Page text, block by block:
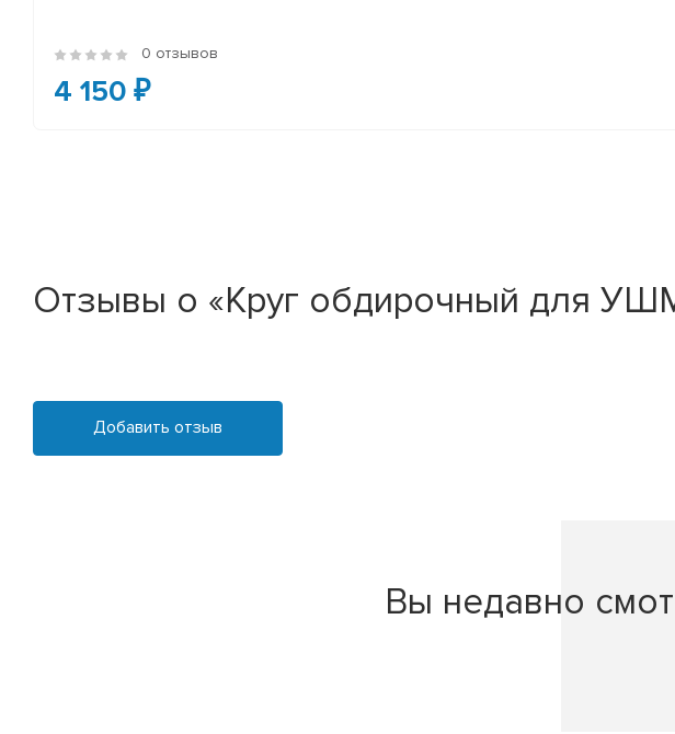
0 отзывов
4 150 ₽
Отзывы о «Круг обдирочный для
Добавить отзыв
Вы недавно